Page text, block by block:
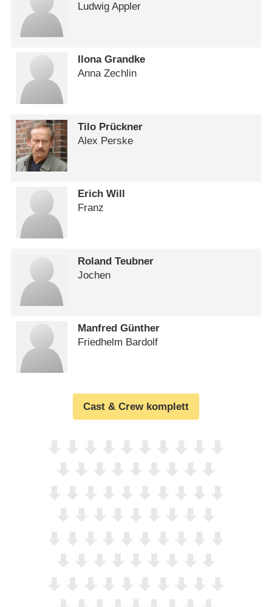
Ludwig Appler
Ilona Grandke
Anna Zechlin
Tilo Prückner
Alex Perske
Erich Will
Franz
Roland Teubner
Jochen
Manfred Günther
Friedhelm Bardolf
Cast & Crew komplett